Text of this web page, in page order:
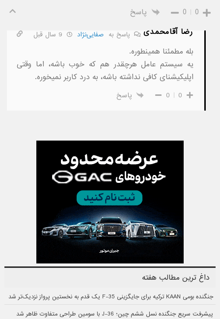
0
0
پاسخ
رضا آقامحمدی
پاسخ به صفایی‌نژاد
بله مطمئنا همینطوره.
یه سیستم عامل هرچقدر هم که خوب باشه، اما وقتی
اپلیکیشنای کافی نداشته باشه، به درد کاربر نمیخوره.
0
0 پاسخ
داغ ترین مطالب هفته
جنگنده بومی KAAN ترکیه برای جایگزینی F-35 یک قدم به نخستین پرواز نزدیک‌تر شد
پیشرفت سریع جنگنده نسل ششم چین؛ J-36 با سومین طراحی متفاوت ظاهر شد